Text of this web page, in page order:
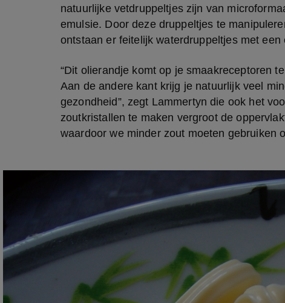
natuurlijke vetdruppeltjes zijn van
emulsie. Door deze druppeltjes te
ontstaan er feitelijk waterdruppeltjes met een
“Dit olierandje komt op je smaakreceptoren
Aan de andere kant krijg je natuurlijk veel
gezondheid”, zegt Lammertyn die ook het
zoutkristallen te maken vergroot de
waardoor we minder zout moeten gebruiken